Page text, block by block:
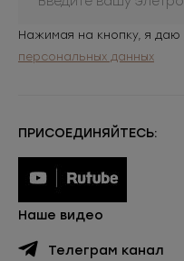
Нажимая на кнопку, я даю
персональных данных
ПРИСОЕДИНЯЙТЕСЬ:
Наше видео
Телеграм канал